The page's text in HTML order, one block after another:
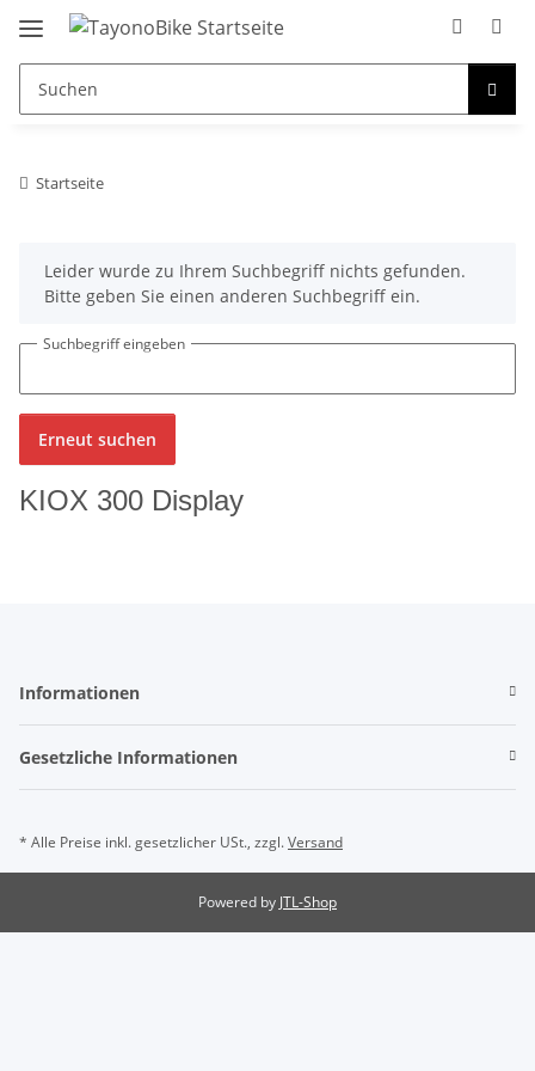
Startseite
xLeider wurde zu Ihrem Suchbegriff nichts gefunden.
Bitte geben Sie einen anderen Suchbegriff ein.
Suchbegriff eingeben
Erneut suchen
KIOX 300 Display
Informationen
Gesetzliche Informationen
* Alle Preise inkl. gesetzlicher USt., zzgl.Versand
Powered by JTL-Shop